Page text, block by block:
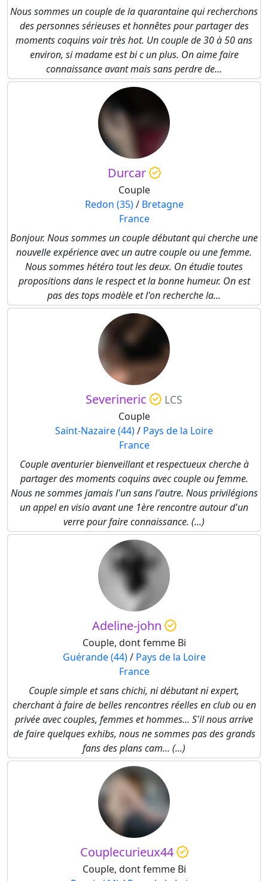
Nous sommes un couple de la quarantaine qui recherchons
des personnes sérieuses et honnêtes pour partager des
moments coquins voir très hot. Un couple de 30 à 50 ans
environ, si madame est bi c un plus. On aime faire
connaissance avant mais sans perdre de...
Durcar
Couple
Redon (35)/ Bretagne
France
Bonjour. Nous sommes un couple débutant qui cherche une
nouvelle expérience avec un autre couple ou une femme.
Nous sommes hétéro tout les deux. On étudie toutes
propositions dans le respect et la bonne humeur. On est
pas des tops modèle et l'on recherche la...
Severineric LCS
Couple
Saint-Nazaire (44)/ Pays de la Loire
France
Couple aventurier bienveillant et respectueux cherche à
partager des moments coquins avec couple ou femme.
Nous ne sommes jamais l'un sans l'autre. Nous privilégions
un appel en visio avant une 1ère rencontre autour d'un
verre pour faire connaissance. (...)
Adeline-john
Couple, dont femme Bi
Guérande (44)/ Pays de la Loire
France
Couple simple et sans chichi, ni débutant ni expert,
cherchant à faire de belles rencontres réelles en club ou en
privée avec couples, femmes et hommes... S'il nous arrive
de faire quelques exhibs, nous ne sommes pas des grands
fans des plans cam... (...)
Couplecurieux44
Couple, dont femme Bi